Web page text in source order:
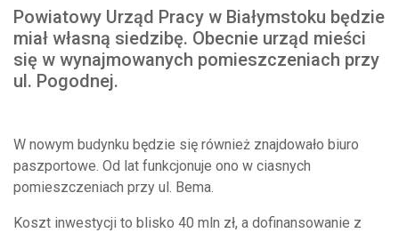
Powiatowy Urząd Pracy w Białymstoku będzie
miał własną siedzibę. Obecnie urząd mieści
się w wynajmowanych pomieszczeniach przy
ul. Pogodnej.
W nowym budynku będzie się również znajdowało biuro
paszportowe. Od lat funkcjonuje ono w ciasnych
pomieszczeniach przy ul. Bema.
Koszt inwestycji to blisko 40 mln zł, a dofinansowanie z